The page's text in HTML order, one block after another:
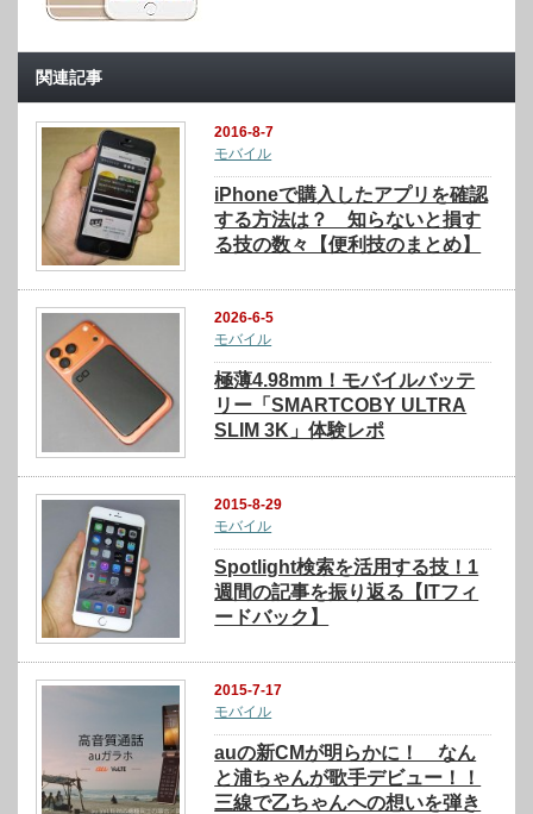
関連記事
2016-8-7
モバイル
iPhoneで購入したアプリを確認
する方法は？ 知らないと損す
る技の数々【便利技のまとめ】
2026-6-5
モバイル
極薄4.98mm！モバイルバッテ
リー「SMARTCOBY ULTRA
SLIM 3K」体験レポ
2015-8-29
モバイル
Spotlight検索を活用する技！1
週間の記事を振り返る【ITフィ
ードバック】
2015-7-17
モバイル
auの新CMが明らかに！ なん
と浦ちゃんが歌手デビュー！！
三線で乙ちゃんへの想いを弾き